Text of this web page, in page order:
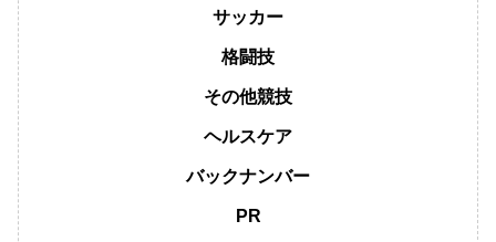
サッカー
格闘技
その他競技
ヘルスケア
バックナンバー
PR